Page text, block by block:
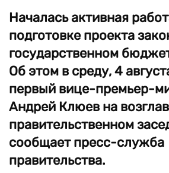
Началась активная
подготовке проекта
государственном
Об этом в среду, 4
первый вице-премьер-
Андрей Клюев на
правительственном
сообщает пресс-служба
правительства.